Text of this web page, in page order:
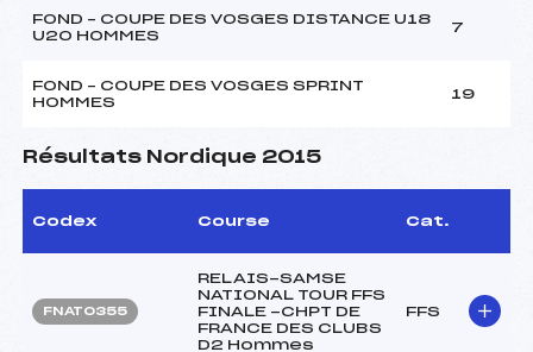
FOND – COUPE DES VOSGES DISTANCE U18
U20 HOMMES
7
FOND – COUPE DES VOSGES SPRINT
HOMMES
19
Résultats Nordique 2015
Codex Course Cat.
FNAT0355
RELAIS-SAMSE
NATIONAL TOUR FFS
FINALE -CHPT DE
FRANCE DES CLUBS
D2 Hommes
FFS